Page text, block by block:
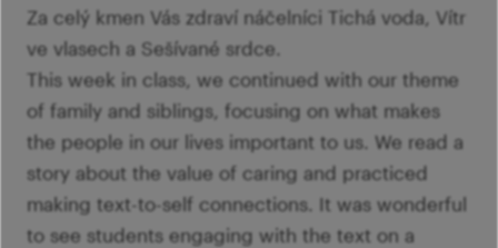
Za celý kmen Vás zdraví náčelníci Tichá voda, Vítr
ve vlasech a Sešívané srdce.
This week in class, we continued with our theme
of family and siblings, focusing on what makes
the people in our lives important to us. We read a
story about the value of caring and practiced
making text-to-self connections. It was wonderful
to see students engaging with the text on a